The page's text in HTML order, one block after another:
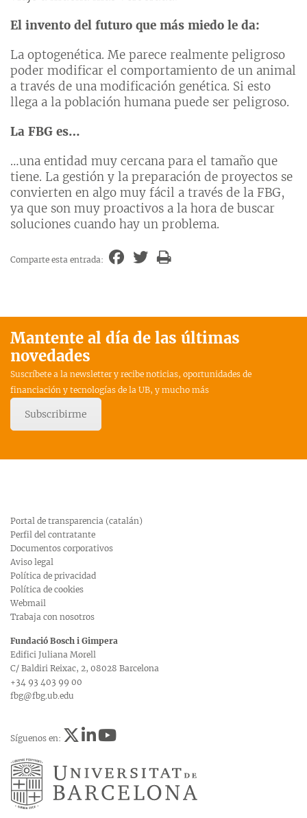
El invento del futuro que más miedo le da:
La optogenética. Me parece realmente peligroso
poder modificar el comportamiento de un animal
a través de una modificación genética. Si esto
llega a la población humana puede ser peligroso.
La FBG es…
…una entidad muy cercana para el tamaño que
tiene. La gestión y la preparación de proyectos se
convierten en algo muy fácil a través de la FBG,
ya que son muy proactivos a la hora de buscar
soluciones cuando hay un problema.
Comparte esta entrada:
Mantente al día de las últimas
novedades
Suscríbete a la newsletter y recibe noticias, oportunidades de
financiación y tecnologías de la UB, y mucho más
Subscribirme
Portal de transparencia (catalán)
Perfil del contratante
Documentos corporativos
Aviso legal
Política de privacidad
Política de cookies
Webmail
Trabaja con nosotros
Fundació Bosch i Gimpera
Edifici Juliana Morell
C/ Baldiri Reixac, 2, 08028 Barcelona
+34 93 403 99 00
fbg@fbg.ub.edu
Síguenos en: